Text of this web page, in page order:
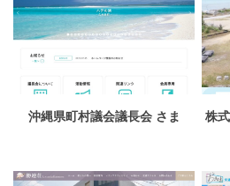
沖縄県町村議会議長会 さま
株